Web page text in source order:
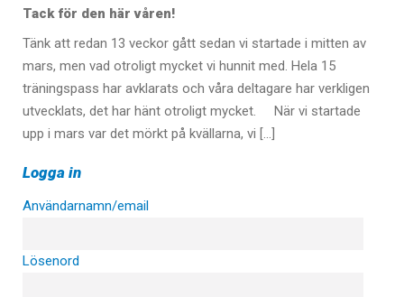
Tack för den här våren!
Tänk att redan 13 veckor gått sedan vi startade i mitten av
mars, men vad otroligt mycket vi hunnit med. Hela 15
träningspass har avklarats och våra deltagare har verkligen
utvecklats, det har hänt otroligt mycket. När vi startade
upp i mars var det mörkt på kvällarna, vi […]
Logga in
Användarnamn/email
Lösenord